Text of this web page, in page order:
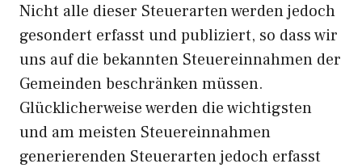
Nicht alle dieser Steuerarten werden jedoch
gesondert erfasst und publiziert, so dass wir
uns auf die bekannten Steuereinnahmen der
Gemeinden beschränken müssen.
Glücklicherweise werden die wichtigsten
und am meisten Steuereinnahmen
generierenden Steuerarten jedoch erfasst